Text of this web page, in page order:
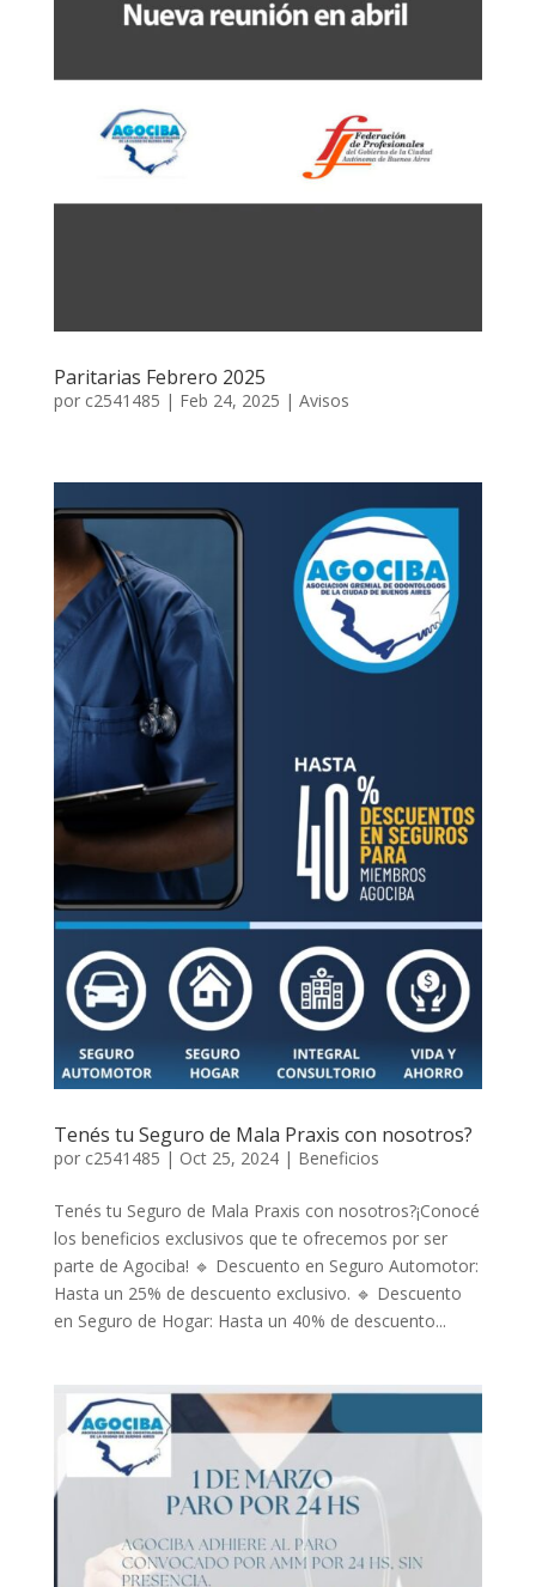
Paritarias Febrero 2025
por c2541485 | Feb 24, 2025 | Avisos
Tenés tu Seguro de Mala Praxis con nosotros?
por c2541485 | Oct 25, 2024| Beneficios
Tenés tu Seguro de Mala Praxis con nosotros?¡Conocé
los beneficios exclusivos que te ofrecemos por ser
parte de Agociba! 🔹 Descuento en Seguro Automotor:
Hasta un 25% de descuento exclusivo. 🔹 Descuento
en Seguro de Hogar: Hasta un 40% de descuento...